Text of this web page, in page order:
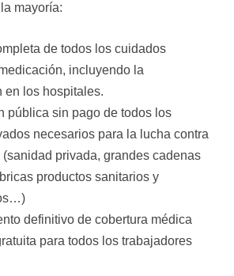
mayoría:
de todos los cuidados
incluyendo la
en los hospitales.
pública sin pago de todos los
necesarios para la lucha contra
(sanidad privada, grandes cadenas
productos sanitarios y
definitivo de cobertura médica
para todos los trabajadores